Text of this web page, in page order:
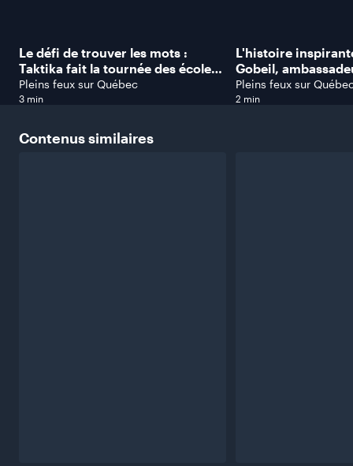
Le défi de trouver les mots :
Taktika fait la tournée des écoles
pour aider les jeunes en difficulté
Pleins feux sur Québec
3 min
L'histoire
Gobeil,
Jean Lafrance
Pleins feux sur
2 min
Contenussimilaires